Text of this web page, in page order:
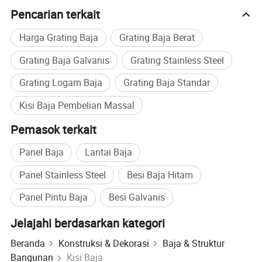
Pencarian terkait
Harga Grating Baja
Grating Baja Berat
Grating Baja Galvanis
Grating Stainless Steel
Grating Logam Baja
Grating Baja Standar
Kisi Baja Pembelian Massal
Pemasok terkait
Panel Baja
Lantai Baja
Panel Stainless Steel
Besi Baja Hitam
Panel Pintu Baja
Besi Galvanis
Jelajahi berdasarkan kategori
Beranda Konstruksi & Dekorasi
Baja & Struktur
Bangunan
Kisi Baja